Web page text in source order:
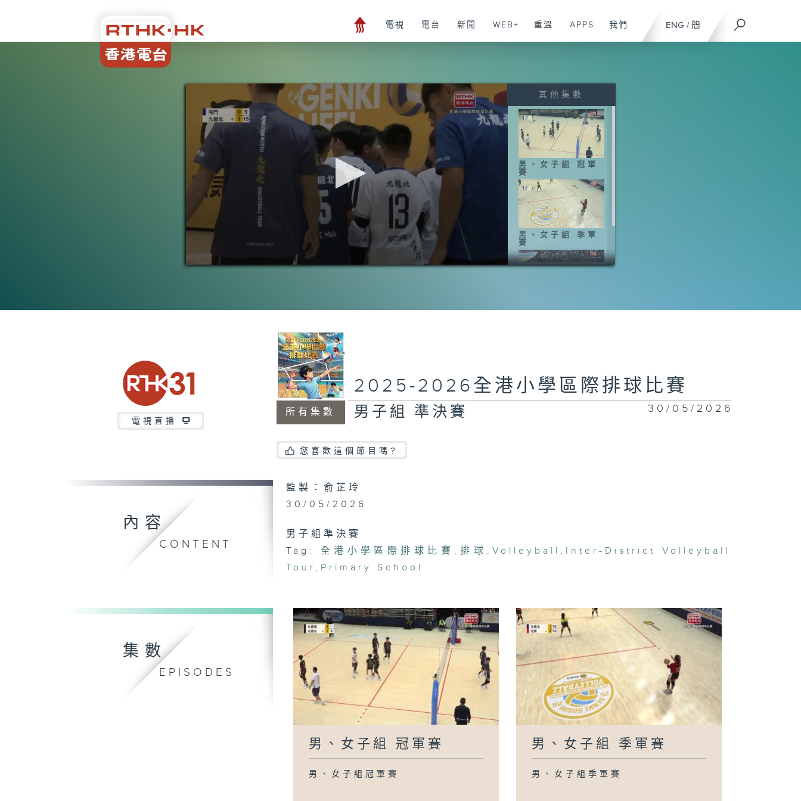
ENG / 簡
電視 電台 新聞 WEB+ 重溫 APPS 我們
0
其他集數
男、女子組 冠軍
賽
男、女子組 季軍
賽
電視直播
所有集數
2025-2026全港小學區際排球比賽
男子組 準決賽 30/05/2026
您喜歡這個節目嗎?
內容
CONTENT
監製：俞芷玲
30/05/2026
男子組準決賽
Tag:
全港小學區際排球比賽 , 排球 ,Volleyball , Inter-District Volleyball
Tour , Primary School
集數
EPISODES
男、女子組 冠軍賽
男、女子組冠軍賽
男、女子組 季軍賽
男、女子組季軍賽